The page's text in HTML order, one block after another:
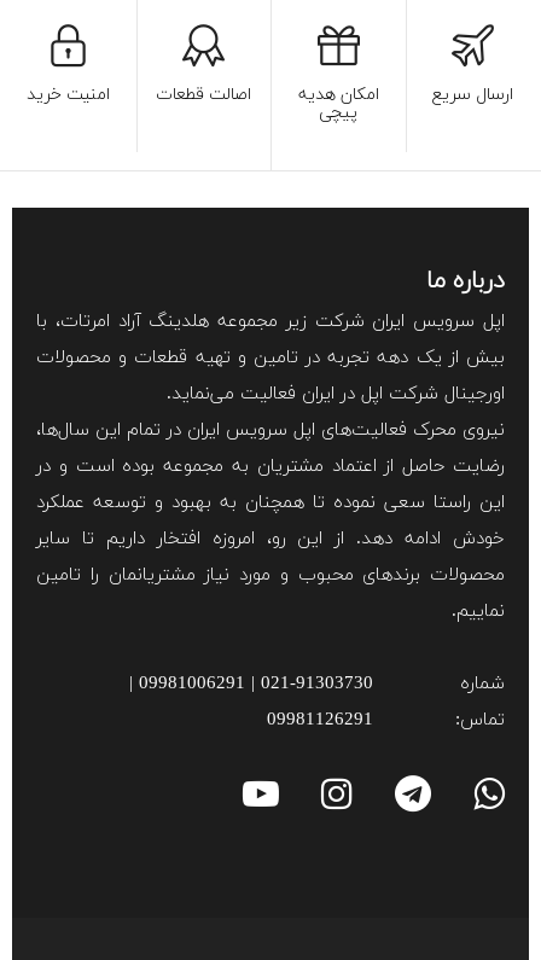
ارسال سریع امکان هدیه
پیچی
اصالت قطعات امنیت خرید
درباره ما
اپل سرویس ایران شرکت زیر مجموعه هلدینگ آراد امرتات، با
بیش از یک دهه تجربه در تامین و تهیه قطعات و محصولات
اورجینال شرکت اپل در ایران فعالیت می‌نماید.
نیروی محرک فعالیت‌های اپل سرویس ایران در تمام این سال‌ها،
رضایت حاصل از اعتماد مشتریان به مجموعه بوده است و در
این راستا سعی نموده تا همچنان به بهبود و توسعه عملکرد
خودش ادامه دهد. از این رو، امروزه افتخار داریم تا سایر
محصولات برند‌های محبوب و مورد نیاز مشتریانمان را تامین
نماییم.
شماره
تماس:
021-91303730 | 09981006291 |
09981126291